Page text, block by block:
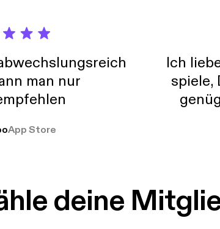
man nur
App Store
Ich
spiele,
deine